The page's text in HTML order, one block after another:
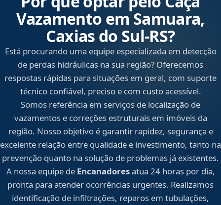
Vazamento em Samuara,
Caxias do Sul‑RS?
Está procurando uma equipe especializada em detecção
de perdas hidráulicas na sua região? Oferecemos
respostas rápidas para situações em geral, com suporte
técnico confiável, preciso e com custo acessível.
Somos referência em serviços de localização de
vazamentos e correções estruturais em imóveis da
região. Nosso objetivo é garantir rapidez, segurança e
excelente relação entre qualidade e investimento, tanto na
prevenção quanto na solução de problemas já existentes.
A nossa equipe de Encanadoresatua 24 horas por dia,
pronta para atender ocorrências urgentes. Realizamos
identificação de infiltrações, reparos em tubulações,